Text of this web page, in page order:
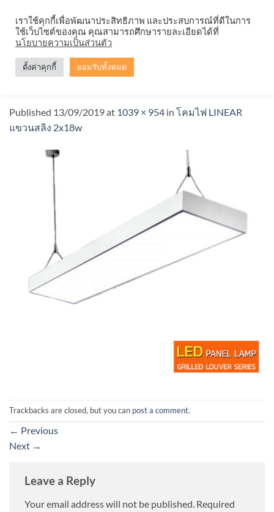
content
Published 13/09/2019at 1039 × 954 in โคมไฟ LINEAR
แขวนสลิง 2x18w
Trackbacks are closed, but you can post a comment.
← Previous
Next →
Leave a Reply
Your email address will not be published. Required
เราใช้คุกกี้เพื่อพัฒนาประสิทธิภาพ และประสบการณ์ที่ดีในการ
ใช้เว็บไซต์ของคุณ คุณสามารถศึกษารายละเอียดได้ที่
นโยบายความเป็นส่วนตัว
ตั้งค่าคุกกี้ ยอมรับทั้งหมด